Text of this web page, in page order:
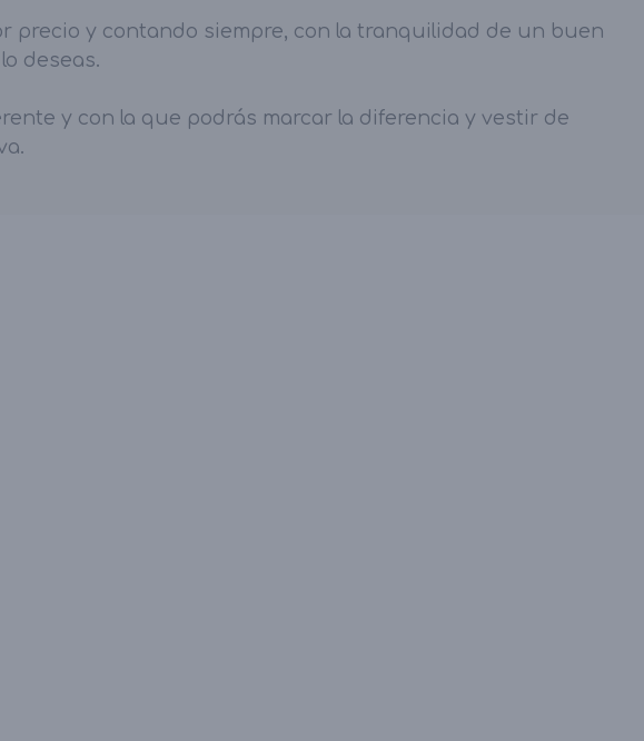
precio y contando siempre, con la tranquilidad de un buen
deseas.
y con la que podrás marcar la diferencia y vestir de